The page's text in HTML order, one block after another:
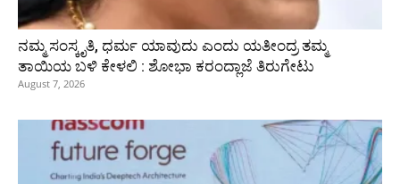
ನಮ್ಮ ಸಂಸ್ಕೃತಿ, ಧರ್ಮ ಯಾವುದು ಎಂದು ಯತೀಂದ್ರ ತಮ್ಮ
ತಾಯಿಯ ಬಳಿ ಕೇಳಲಿ : ಶೋಭಾ ಕರಂದ್ಲಾಜೆ ತಿರುಗೇಟು
August 7, 2026